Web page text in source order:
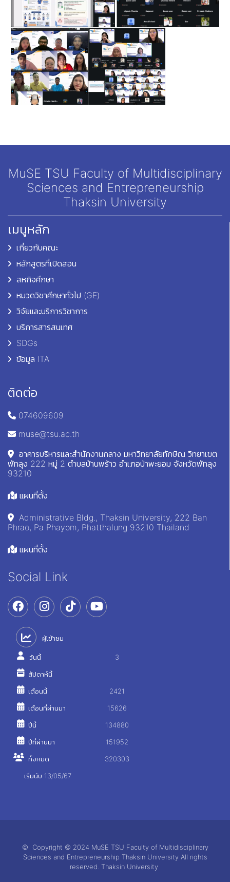
MuSE TSU Faculty of Multidisciplinary
Sciences and Entrepreneurship
Thaksin University
เมนูหลัก
เกี่ยวกับคณะ
หลักสูตรที่เปิดสอน
สหกิจศึกษา
หมวดวิชาศึกษาทั่วไป (GE)
วิจัยและบริการวิชาการ
บริการสารสนเทศ
SDGs
ข้อมูล ITA
ติดต่อ
074609609
muse@tsu.ac.th
อาคารบริหารและสำนักงานกลาง มหาวิทยาลัยทักษิณ วิทยาเขต
พัทลุง 222 หมู่ 2 ตำบลบ้านพร้าว อำเภอป่าพะยอม จังหวัดพัทลุง
93210
แผนที่ตั้ง
Administrative Bldg., Thaksin University, 222 Ban
Phrao, Pa Phayom, Phatthalung 93210 Thailand
แผนที่ตั้ง
Social Link
ผู้เข้าชม
วันนี้ 3
สัปดาห์นี้
เดือนนี้ 2421
เดือนที่ผ่านมา 15626
ปีนี้ 134880
ปีที่ผ่านมา 151952
ทั้งหมด 320303
เริ่มนับ 13/05/67
© Copyright © 2024 MuSE TSU Faculty of Multidisciplinary
Sciences and Entrepreneurship Thaksin University All rights
reserved. Thaksin University